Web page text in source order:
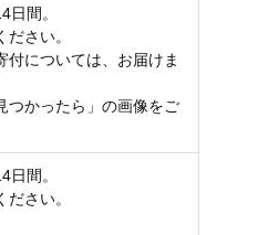
間。
さい。
付については、お届けま
つかったら」の画像をご
間。
さい。